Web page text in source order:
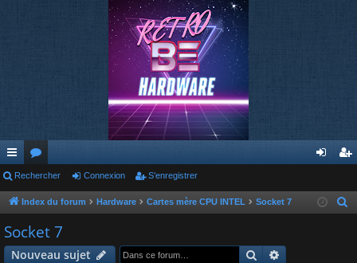
cc
ès
ra
pi
or
u
m
s
ne nr
Rechercher Connexion S’enregistrer
Index du forum Hardware Cartes mère CPU INTEL Socket 7
Socket 7
Nouveau sujet Rechercher